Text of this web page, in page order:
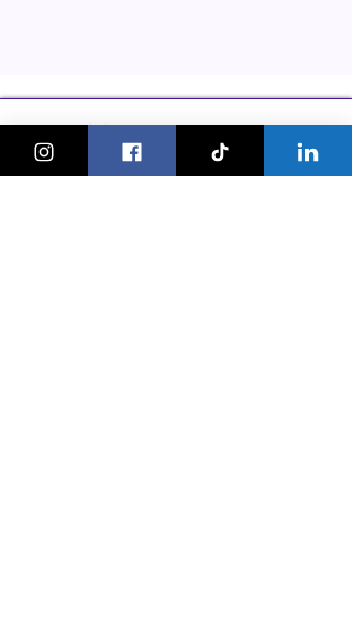
KeskonfaitGVA
Le guide des sorties et activités
pour les familles à Genève.